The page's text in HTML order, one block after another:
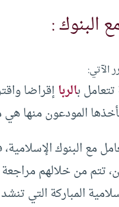
البنوك :
الآتي:
تتعامل بالرباإقراضا
المودعون منها هي
مع البنوك
من خلالهم مراجعة
المباركة التي